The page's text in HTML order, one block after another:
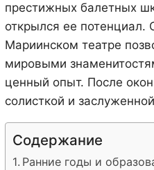
престижных балетных
открылся ее потенциал.
Мариинском театре
мировыми
ценный опыт. После
солисткой и
Содержание
Ранние годы и